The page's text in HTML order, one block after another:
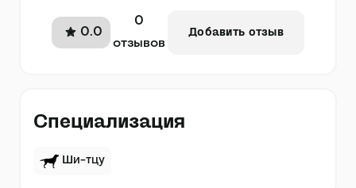
0.0
0
отзывов
Добавить отзыв
Специализация
Ши-тцу